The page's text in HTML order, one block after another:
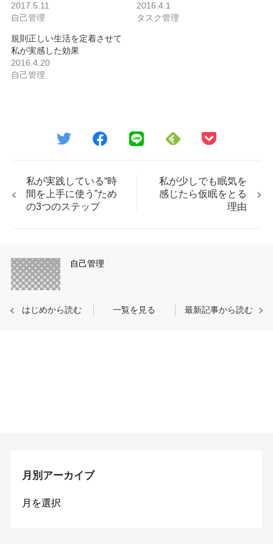
2017.5.11
自己管理
2016.4.1
タスク管理
規則正しい生活を定着させて
私が実感した効果
2016.4.20
自己管理
私が実践している“時
間を上手に使う”ため
の3つのステップ
私が少しでも眠気を
感じたら仮眠をとる
理由
自己管理
はじめから読む 一覧を見る 最新記事から読む
月別アーカイブ
月